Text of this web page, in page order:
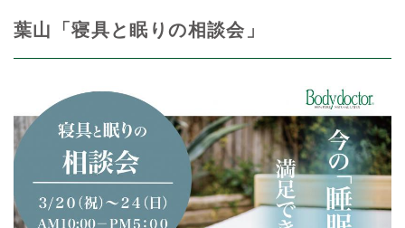
葉山「寝具と眠りの相談会」